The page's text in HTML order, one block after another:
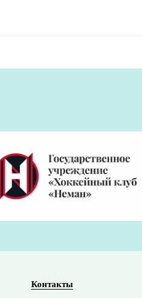
а самая надежная
технический инструмент